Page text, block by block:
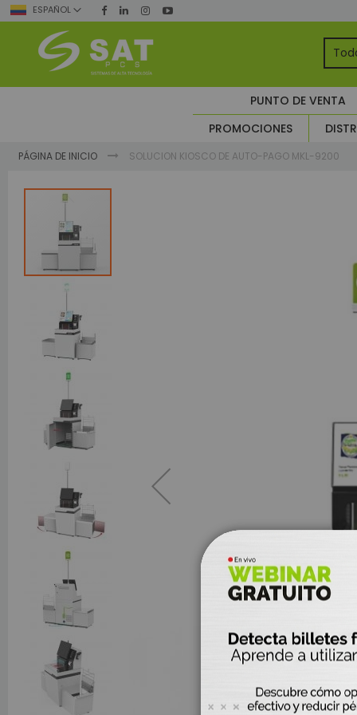
ESPAÑOL
Ir
al
PUNTO DE VENTA
PROMOCIONES
PÁGINA DE INICIO SOLUCION KIOSCO DE AUTO-PAGO MKL-9200
Skip
images